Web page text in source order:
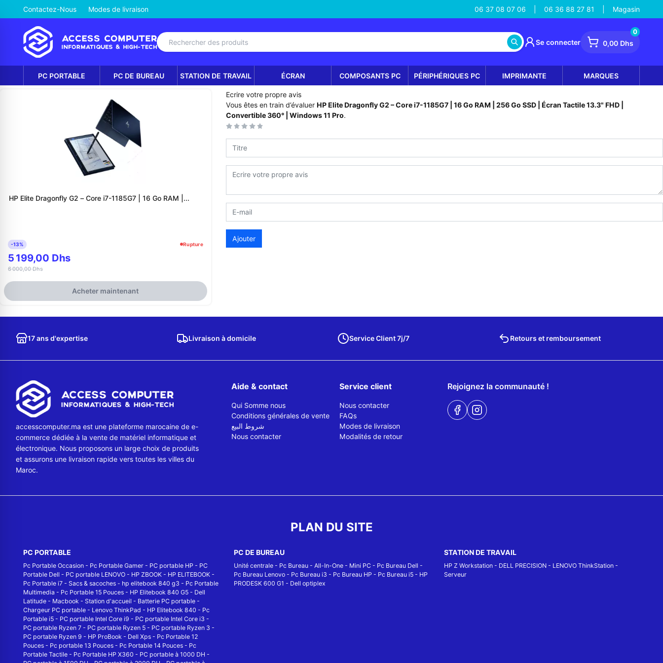
Contactez-Nous Modes de livraison 06 37 08 07 06 06 36 88 27 81 Magasin
Se connecter 0,00 Dhs
0
PC PORTABLE PC DE BUREAU STATION DE TRAVAIL ÉCRAN COMPOSANTS PC PÉRIPHÉRIQUES PC IMPRIMANTE MARQUES
HP Elite Dragonfly G2 – Core i7-1185G7 | 16 Go RAM |...
-13% Rupture
5 199,00 Dhs
6 000,00 Dhs
Acheter maintenant
Ecrire votre propre avis
Vous êtes en train d’évaluer HP Elite Dragonfly G2 – Core i7-1185G7 | 16 Go RAM | 256 Go SSD | Écran Tactile 13.3" FHD |
Convertible 360° | Windows 11 Pro.
Ajouter
17 ans d'expertise Livraison à domicile Service Client 7j/7 Retours et remboursement
accesscomputer.ma est une plateforme marocaine de e-
commerce dédiée à la vente de matériel informatique et
électronique. Nous proposons un large choix de produits
et assurons une livraison rapide vers toutes les villes du
Maroc.
Aide & contact
Qui Somme nous
Conditions générales de vente
شروط البيع
Nous contacter
Service client
Nous contacter
FAQs
Modes de livraison
Modalités de retour
Rejoignez la communauté !
PLAN DU SITE
PC PORTABLE
Pc Portable Occasion - Pc Portable Gamer - PC portable HP - PC
Portable Dell - PC portable LENOVO - HP ZBOOK - HP ELITEBOOK -
Pc Portable i7 - Sacs & sacoches - hp elitebook 840 g3 - Pc Portable
Multimedia - Pc Portable 15 Pouces - HP Elitebook 840 G5 - Dell
Latitude - Macbook - Station d'accueil - Batterie PC portable -
Chargeur PC portable - Lenovo ThinkPad - HP Elitebook 840 - Pc
Portable i5 - PC portable Intel Core i9 - PC portable Intel Core i3 -
PC portable Ryzen 7 - PC portable Ryzen 5 - PC portable Ryzen 3 -
PC portable Ryzen 9 - HP ProBook - Dell Xps - Pc Portable 12
Pouces - Pc portable 13 Pouces - Pc Portable 14 Pouces - Pc
Portable Tactile - Pc Portable HP X360 - PC portable à 1000 DH -
PC DE BUREAU
Unité centrale- Pc Bureau- All-In-One- Mini PC- Pc Bureau Dell -
Pc Bureau Lenovo- Pc Bureau i3 - Pc Bureau HP - Pc Bureau i5- HP
PRODESK 600 G1 - Dell optiplex
STATION DE TRAVAIL
HP Z Workstation - DELL PRECISION - LENOVO ThinkStation -
Serveur